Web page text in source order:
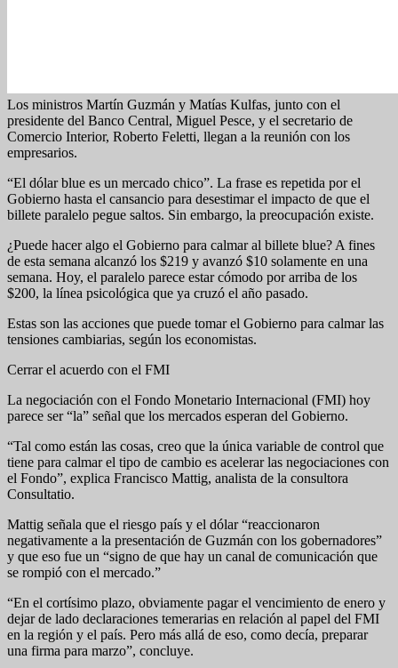
Los ministros Martín Guzmán y Matías Kulfas, junto con el
presidente del Banco Central, Miguel Pesce, y el secretario de
Comercio Interior, Roberto Feletti, llegan a la reunión con los
empresarios.
“El dólar blue es un mercado chico”. La frase es repetida por el
Gobierno hasta el cansancio para desestimar el impacto de que el
billete paralelo pegue saltos. Sin embargo, la preocupación existe.
¿Puede hacer algo el Gobierno para calmar al billete blue? A fines
de esta semana alcanzó los $219 y avanzó $10 solamente en una
semana. Hoy, el paralelo parece estar cómodo por arriba de los
$200, la línea psicológica que ya cruzó el año pasado.
Estas son las acciones que puede tomar el Gobierno para calmar las
tensiones cambiarias, según los economistas.
Cerrar el acuerdo con el FMI
La negociación con el Fondo Monetario Internacional (FMI) hoy
parece ser “la” señal que los mercados esperan del Gobierno.
“Tal como están las cosas, creo que la única variable de control que
tiene para calmar el tipo de cambio es acelerar las negociaciones con
el Fondo”, explica Francisco Mattig, analista de la consultora
Consultatio.
Mattig señala que el riesgo país y el dólar “reaccionaron
negativamente a la presentación de Guzmán con los gobernadores”
y que eso fue un “signo de que hay un canal de comunicación que
se rompió con el mercado.”
“En el cortísimo plazo, obviamente pagar el vencimiento de enero y
dejar de lado declaraciones temerarias en relación al papel del FMI
en la región y el país. Pero más allá de eso, como decía, preparar
una firma para marzo”, concluye.